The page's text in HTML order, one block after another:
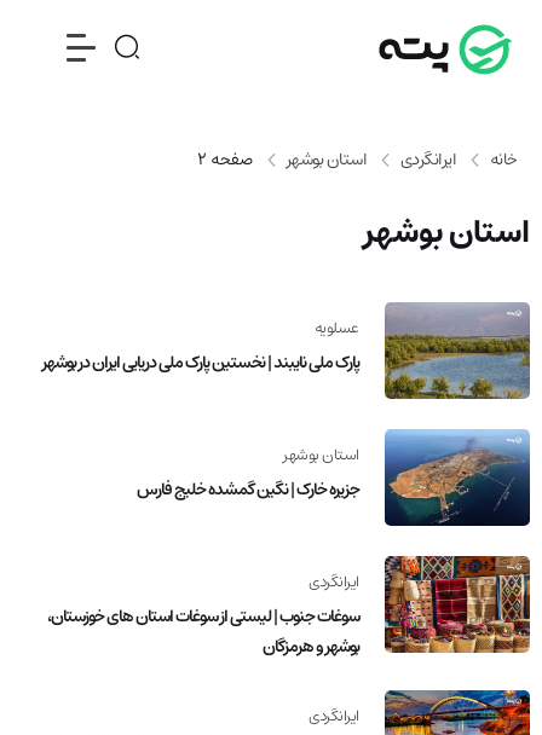
خانه ایرانگردی استان بوشهر صفحه 2
استان بوشهر
عسلویه
پارک ملی نایبند | نخستین پارک ملی دریایی ایران در بوشهر
استان بوشهر
جزیره خارک | نگین گمشده خلیج فارس
ایرانگردی
سوغات جنوب | لیستی از سوغات استان های خوزستان،
بوشهر و هرمزگان
ایرانگردی